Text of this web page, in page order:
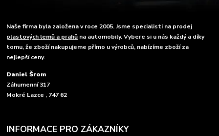
Naše firma byla založena v roce 2005. Jsme specialisti na prodej
plastových lemů a prahů na automobily. Vybere si u nás každý a díky
tomu, že zboží nakupujeme přímo u výrobců, nabízíme zboží za
nejlepší ceny.
Daniel Šrom
Záhumenní 317
Mokré Lazce , 747 62
INFORMACE PRO ZÁKAZNÍKY